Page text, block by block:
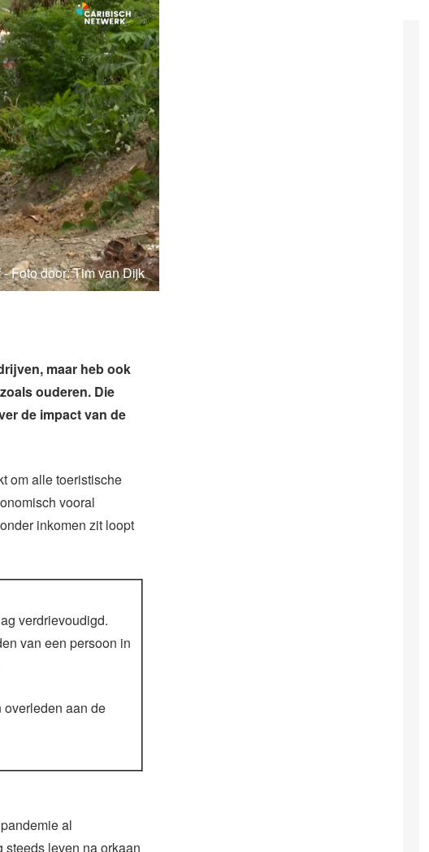
Foto door: Tim van Dijk
maar heb ook
ouderen. Die
de impact van de
om alle toeristische
vooral
inkomen zit loopt
verdrievoudigd.
van een persoon in
overleden aan de
al
steeds leven na orkaan